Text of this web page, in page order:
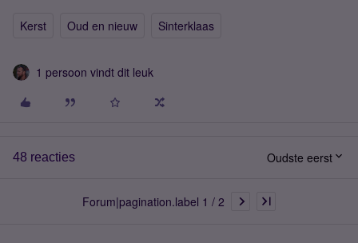
Kerst Oud en nieuw Sinterklaas
1 persoon vindt dit leuk
48 reacties Oudste eerst
Forum|pagination.label 1 / 2